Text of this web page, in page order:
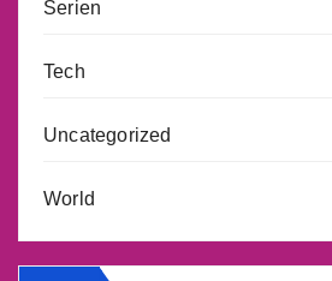
Serien
Tech
Uncategorized
World